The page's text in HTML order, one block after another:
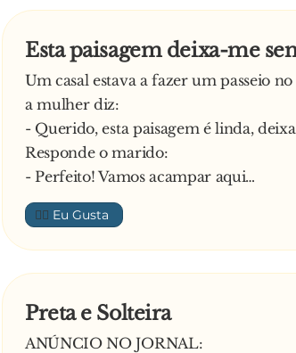
Esta paisagem deixa-me
Um casal estava a fazer um passeio
a mulher diz:
- Querido, esta paisagem é linda,
Responde o marido:
- Perfeito! Vamos acampar aqui…
👍🏼
Preta e Solteira
ANÚNCIO NO JORNAL: